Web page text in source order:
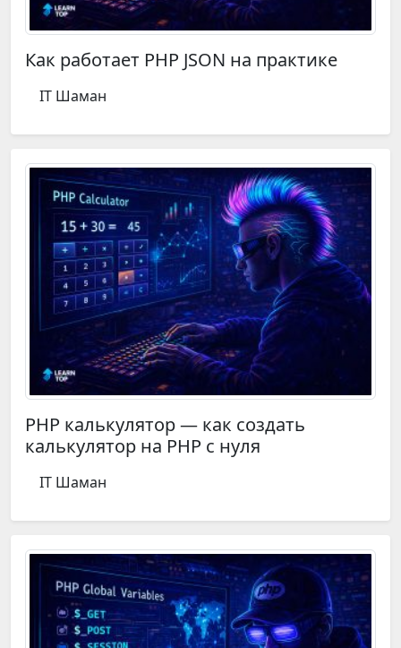
Как работает PHP JSON на практике
IT Шаман
PHP калькулятор — как создать
калькулятор на PHP с нуля
IT Шаман